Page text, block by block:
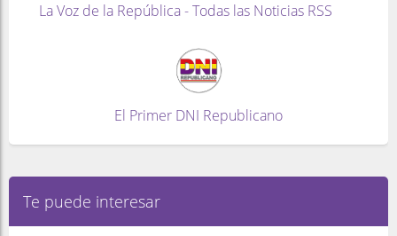
La Voz de la República - Todas las Noticias RSS
El Primer DNI Republicano
Te puede interesar